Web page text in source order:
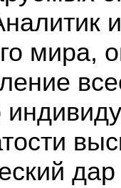
мира,